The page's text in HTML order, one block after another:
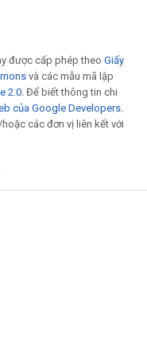
được cấp phép theo Giấy
và các mẫu mã lập
2.0. Để biết thông tin chi
của Google Developers.
các đơn vị liên kết với